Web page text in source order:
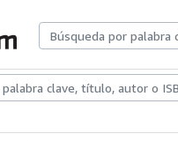
Libros antiguosArte y